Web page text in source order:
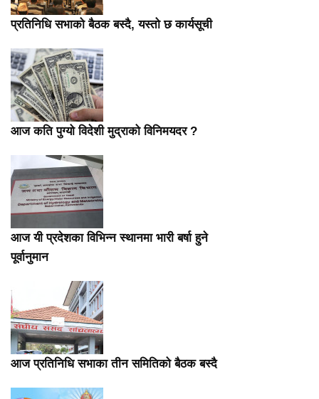
प्रतिनिधि सभाको बैठक बस्दै, यस्तो छ कार्यसूची
आज कति पुग्यो विदेशी मुद्राको विनिमयदर ?
आज यी प्रदेशका विभिन्न स्थानमा भारी बर्षा हुने
पूर्वानुमान
आज प्रतिनिधि सभाका तीन समितिको बैठक बस्दै